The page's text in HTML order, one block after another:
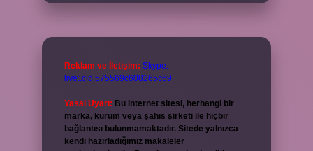
Reklam ve İletişim: Skype:
live:.cid.575569c608265c69
Yasal Uyarı: Bu internet sitesi, herhangi bir
marka, kurum veya şahıs şirketi ile hiçbir
bağlantısı bulunmamaktadır. Sitede yalnızca
kendi hazırladığımız makaleler